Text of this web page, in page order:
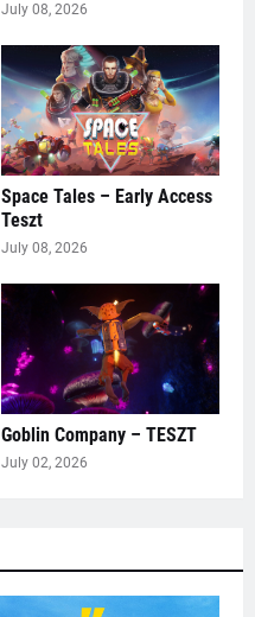
July 08, 2026
Space Tales – Early Access
Teszt
July 08, 2026
Goblin Company – TESZT
July 02, 2026